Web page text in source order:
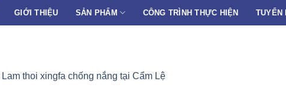
GIỚI THIỆU SẢN PHẨM CÔNG TRÌNH THỰC HIỆN TUYỂN
Lam thoi xingfa chống nắng tại Cẩm Lệ